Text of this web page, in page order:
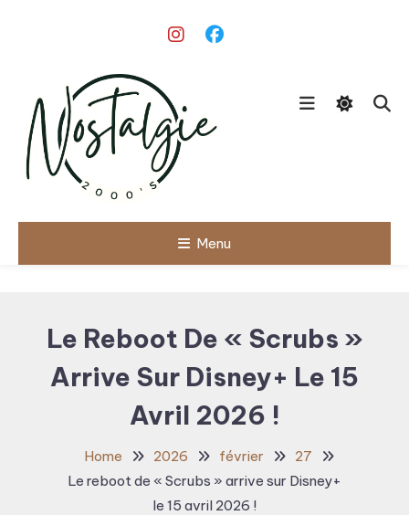
Nostalgie
Menu
Le Reboot De « Scrubs »
Arrive Sur Disney+ Le 15
Avril 2026 !
Home 2026 février
27
Le reboot de « Scrubs » arrive sur Disney+
le 15 avril 2026 !